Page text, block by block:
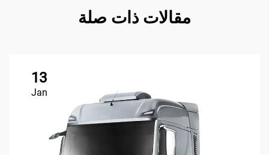
مقالات ذات صلة
13
Jan